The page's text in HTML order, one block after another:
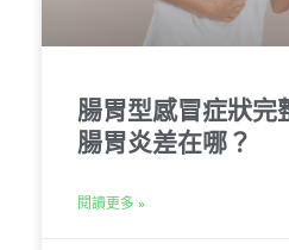
腸胃型感冒症狀完
腸胃炎差在哪？
閱讀更多 »